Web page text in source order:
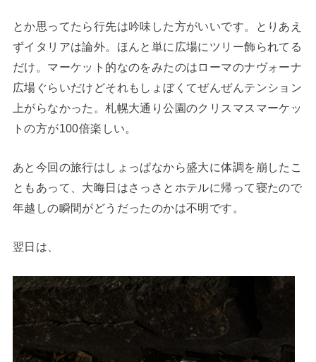
とか思ってたら行先は吟味した方がいいです。とりあえ
ずイタリアは論外。ほんと単に広場にツリー飾られてる
だけ。マーケット的なのをみたのはローマのナヴォーナ
広場ぐらいだけどそれもしょぼくてぜんぜんテンション
上がらなかった。札幌大通り公園のクリスマスマーケッ
トの方が100倍楽しい。
あと今回の旅行はしょっぱなから盛大に体調を崩したこ
ともあって、大晦日はさっさとホテルに帰って寝たので
年越しの瞬間がどうだったのかは不明です。
翌日は、